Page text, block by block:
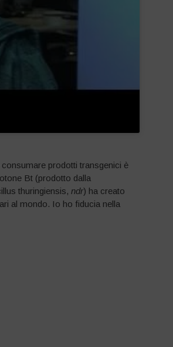
prodotti transgenici è
Bt (prodotto dalla
thuringiensis, ndr) ha creato
al mondo. Io ho fiducia nella